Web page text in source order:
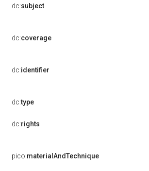
dc:subject
dc:coverage
dc:identifier
dc:type
dc:rights
pico:materialAndTechnique